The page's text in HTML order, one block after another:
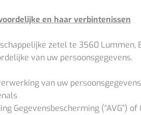
en haar verbintenissen
zetel te 3560
van uw persoonsgegevens.
van uw
Gegevensbescherming (“AVG”)